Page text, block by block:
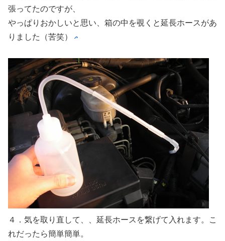
張ってたのですが、
やっぱりおかしいと思い、箱の中を覗くと延長ホースがあ
りました（苦笑）
４．気を取り直して、、延長ホースを繋げて入れます。こ
れだったら簡単簡単。